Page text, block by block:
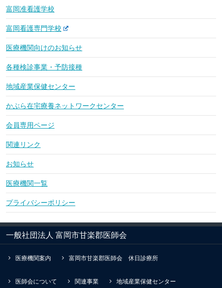
富岡准看護学校
富岡看護専門学校
医療機関向けのお知らせ
各種検診事業・予防接種
地域産業保健センター
かぶら在宅療養ネットワークセンター
会員専用ページ
関連リンク
お知らせ
医療機関一覧
プライバシーポリシー
一般社団法人 富岡市甘楽郡医師会
医療機関案内 富岡市甘楽郡医師会 休日診療所
医師会について 関連事業 地域産業保健センター